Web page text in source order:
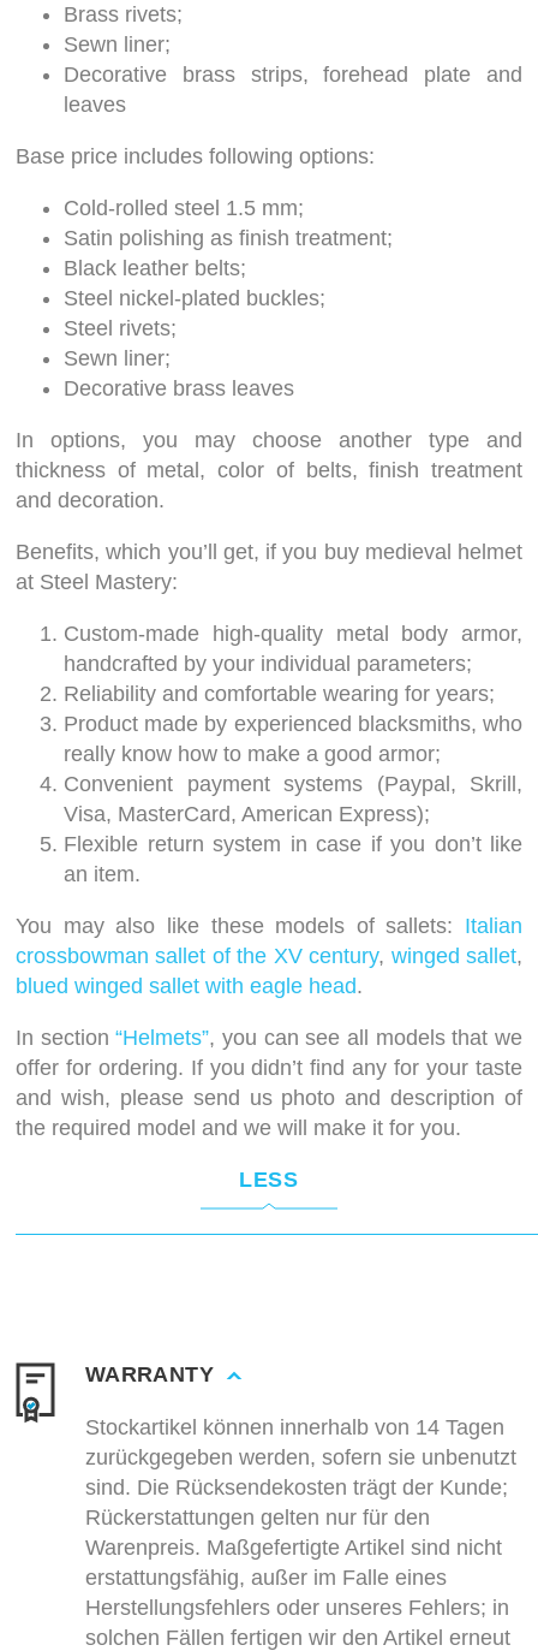
Brass rivets;
Sewn liner;
Decorative brass strips, forehead plate and
leaves
Base price includes following options:
Cold-rolled steel 1.5 mm;
Satin polishing as finish treatment;
Black leather belts;
Steel nickel-plated buckles;
Steel rivets;
Sewn liner;
Decorative brass leaves
In options, you may choose another type and
thickness of metal, color of belts, finish treatment
and decoration.
Benefits, which you’ll get, if you buy medieval helmet
at Steel Mastery:
Custom-made high-quality metal body armor,
handcrafted by your individual parameters;
Reliability and comfortable wearing for years;
Product made by experienced blacksmiths, who
really know how to make a good armor;
Convenient payment systems (Paypal, Skrill,
Visa, MasterCard, American Express);
Flexible return system in case if you don’t like
an item.
You may also like these models of sallets: Italian
crossbowman sallet of the XV century, winged sallet,
blued winged sallet with eagle head.
In section“Helmets”, you can see all models that we
offer for ordering. If you didn’t find any for your taste
and wish, please send us photo and description of
the required model and we will make it for you.
LESS
WARRANTY
Stockartikel können innerhalb von 14 Tagen
zurückgegeben werden, sofern sie unbenutzt
sind. Die Rücksendekosten trägt der Kunde;
Rückerstattungen gelten nur für den
Warenpreis. Maßgefertigte Artikel sind nicht
erstattungsfähig, außer im Falle eines
Herstellungsfehlers oder unseres Fehlers; in
solchen Fällen fertigen wir den Artikel erneut